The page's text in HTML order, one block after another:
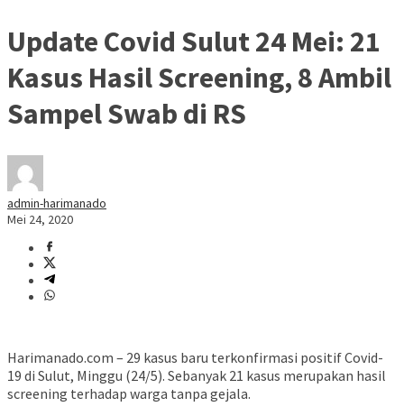
Update Covid Sulut 24 Mei: 21
Kasus Hasil Screening, 8 Ambil
Sampel Swab di RS
admin-harimanado
Mei 24, 2020
Harimanado.com – 29 kasus baru terkonfirmasi positif Covid-
19 di Sulut, Minggu (24/5). Sebanyak 21 kasus merupakan hasil
screening terhadap warga tanpa gejala.